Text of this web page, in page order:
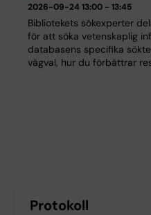
2026-09-2413:00 - 13:45
Bibliotekets sökexperter
för att söka vetenskaplig
databasens specifika
vägval, hur du förbättrar
Protokoll